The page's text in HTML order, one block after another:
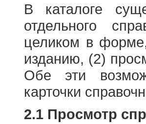
В каталоге
отдельного
целиком в
изданию, (2)
Обе эти
карточки
2.1 Просмотр